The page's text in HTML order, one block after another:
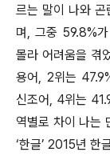
르는 말이 나와
며, 그중 59.8%가
몰라 어려움을 겪
용어, 2위는
신조어, 4위는
역별로 차이 나는
‘한글’ 2015년 한